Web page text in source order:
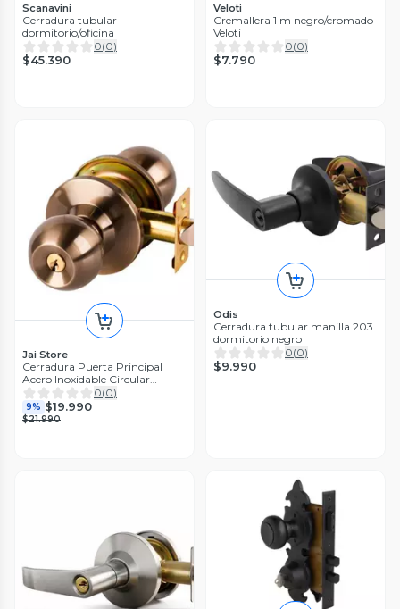
Scanavini
Cerradura tubular
dormitorio/oficina
0(0)
$45.390
Veloti
Cremallera 1 m negro/cromado
Veloti
0(0)
$7.790
Jai Store
Cerradura Puerta Principal
Acero Inoxidable Circular
Bronce
0(0)
9% $19.990
$21.990
Odis
Cerradura tubular manilla 203
dormitorio negro
0(0)
$9.990